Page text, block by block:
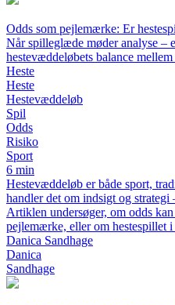
Odds som pejlemærke: Er
Når spilleglæde møder analyse –
hestevæddeløbets balance
Heste
Heste
Hestevæddeløb
Spil
Odds
Risiko
Sport
6 min
Hestevæddeløb er både sport,
handler det om indsigt og
Artiklen undersøger, om odds
pejlemærke, eller om hestespillet
Danica Sandhage
Danica
Sandhage